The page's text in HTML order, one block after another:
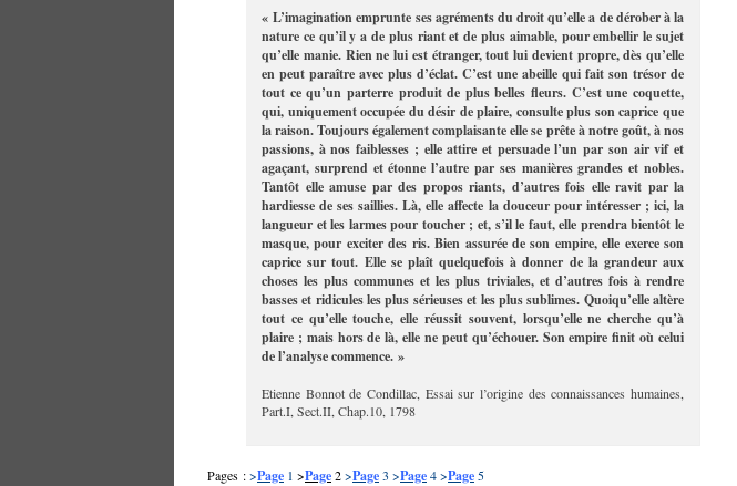
« L’imagination emprunte ses agréments du droit qu’elle a de dérober à la
nature ce qu’il y a de plus riant et de plus aimable, pour embellir le sujet
qu’elle manie. Rien ne lui est étranger, tout lui devient propre, dès qu’elle
en peut paraître avec plus d’éclat. C’est une abeille qui fait son trésor de
tout ce qu’un parterre produit de plus belles fleurs. C’est une coquette,
qui, uniquement occupée du désir de plaire, consulte plus son caprice que
la raison. Toujours également complaisante elle se prête à notre goût, à nos
passions, à nos faiblesses ; elle attire et persuade l’un par son air vif et
agaçant, surprend et étonne l’autre par ses manières grandes et nobles.
Tantôt elle amuse par des propos riants, d’autres fois elle ravit par la
hardiesse de ses saillies. Là, elle affecte la douceur pour intéresser ; ici, la
langueur et les larmes pour toucher ; et, s’il le faut, elle prendra bientôt le
masque, pour exciter des ris. Bien assurée de son empire, elle exerce son
caprice sur tout. Elle se plaît quelquefois à donner de la grandeur aux
choses les plus communes et les plus triviales, et d’autres fois à rendre
basses et ridicules les plus sérieuses et les plus sublimes. Quoiqu’elle altère
tout ce qu’elle touche, elle réussit souvent, lorsqu’elle ne cherche qu’à
plaire ; mais hors de là, elle ne peut qu’échouer. Son empire finit où celui
de l’analyse commence. »
Etienne Bonnot de Condillac, Essai sur l’origine des connaissances humaines,
Part.I, Sect.II, Chap.10, 1798
Pages :>Page 1 >Page2>Page3 >Page4>Page 5